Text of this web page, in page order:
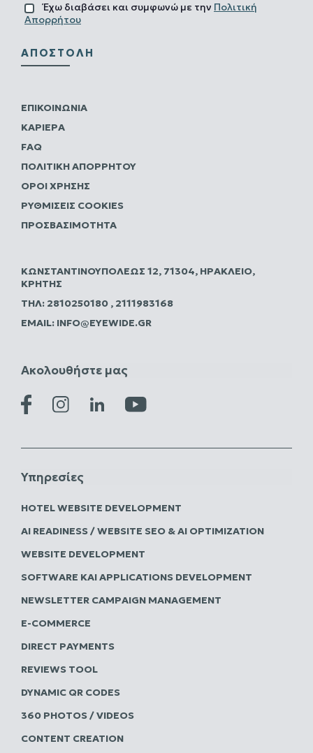
Έχω διαβάσει και συμφωνώ με την Πολιτική
Απορρήτου
ΑΠΟΣΤΟΛΉ
ΕΠΙΚΟΙΝΩΝΊΑ
ΚΑΡΙΈΡΑ
FAQ
ΠΟΛΙΤΙΚΗ ΑΠΟΡΡΗΤΟΥ
ΌΡΟΙ ΧΡΉΣΗΣ
ΡΥΘΜΊΣΕΙΣ COOKIES
ΠΡΟΣΒΑΣΙΜΌΤΗΤΑ
ΚΩΝΣΤΑΝΤΙΝΟΥΠΌΛΕΩΣ 12, 71304, ΗΡΆΚΛΕΙΟ,
ΚΡΉΤΗΣ
ΤΗΛ: 2810250180 , 2111983168
EMAIL: INFO@EYEWIDE.GR
Ακολουθήστε μας
Υπηρεσίες
HOTEL WEBSITE DEVELOPMENT
AI READINESS / WEBSITE SEO & AI OPTIMIZATION
WEBSITE DEVELOPMENT
SOFTWARE ΚΑΙ APPLICATIONS DEVELOPMENT
NEWSLETTER CAMPAIGN MANAGEMENT
E-COMMERCE
DIRECT PAYMENTS
REVIEWS TOOL
DYNAMIC QR CODES
360 PHOTOS / VIDEOS
CONTENT CREATION